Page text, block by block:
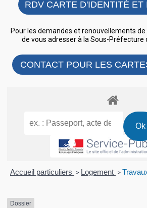
RDV CARTE D'IDENTITÉ ET
Pour les demandes et renouvellements
de vous adresser à la Sous-Préfecture
CONTACT POUR LES
Accueil particuliers > Logement >
Dossier